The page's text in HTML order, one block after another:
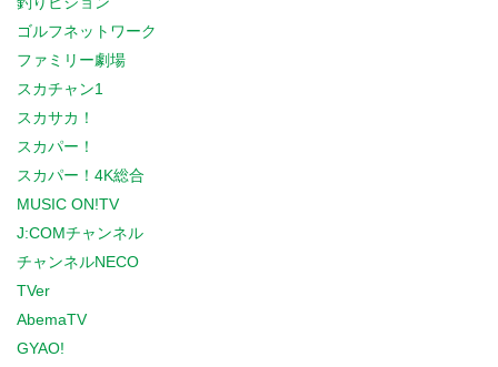
ゴルフネットワーク
ファミリー劇場
スカチャン1
スカサカ！
スカパー！
スカパー！4K総合
MUSIC ON!TV
J:COMチャンネル
チャンネルNECO
TVer
AbemaTV
GYAO!